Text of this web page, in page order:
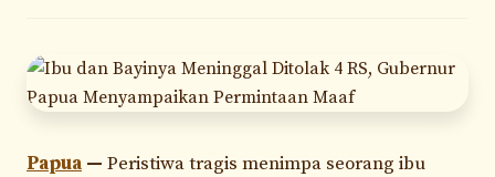
Papua — Peristiwa tragis menimpa seorang ibu